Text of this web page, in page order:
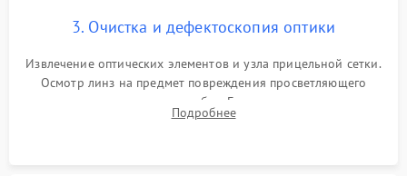
3. Очистка и дефектоскопия оптики
Извлечение оптических элементов и узла прицельной сетки.
Осмотр линз на предмет повреждения просветляющего
покрытия или появления грибка. Бережная очистка стекол
спецрастворами. Проверка целостности гравированной
Подробнее